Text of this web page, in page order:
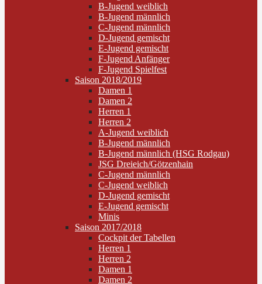
B-Jugend weiblich
B-Jugend männlich
C-Jugend männlich
D-Jugend gemischt
E-Jugend gemischt
F-Jugend Anfänger
F-Jugend Spielfest
Saison 2018/2019
Damen 1
Damen 2
Herren 1
Herren 2
A-Jugend weiblich
B-Jugend männlich
B-Jugend männlich (HSG Rodgau)
JSG Dreieich/Götzenhain
C-Jugend männlich
C-Jugend weiblich
D-Jugend gemischt
E-Jugend gemischt
Minis
Saison 2017/2018
Cockpit der Tabellen
Herren 1
Herren 2
Damen 1
Damen 2